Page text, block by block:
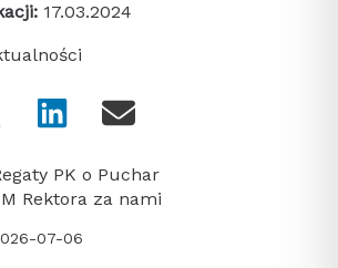
17.03.2024
PK o Puchar
Rektora za nami
07-06